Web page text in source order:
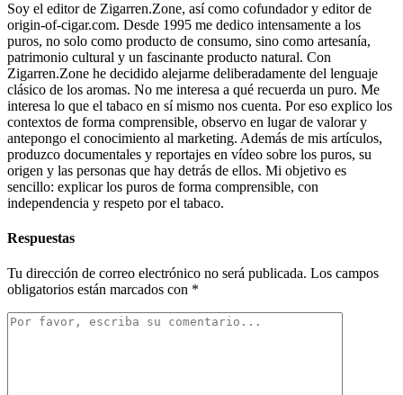
Soy el editor de Zigarren.Zone, así como cofundador y editor de
origin-of-cigar.com. Desde 1995 me dedico intensamente a los
puros, no solo como producto de consumo, sino como artesanía,
patrimonio cultural y un fascinante producto natural. Con
Zigarren.Zone he decidido alejarme deliberadamente del lenguaje
clásico de los aromas. No me interesa a qué recuerda un puro. Me
interesa lo que el tabaco en sí mismo nos cuenta. Por eso explico los
contextos de forma comprensible, observo en lugar de valorar y
antepongo el conocimiento al marketing. Además de mis artículos,
produzco documentales y reportajes en vídeo sobre los puros, su
origen y las personas que hay detrás de ellos. Mi objetivo es
sencillo: explicar los puros de forma comprensible, con
independencia y respeto por el tabaco.
Respuestas
Tu dirección de correo electrónico no será publicada. Los campos
obligatorios están marcados con *